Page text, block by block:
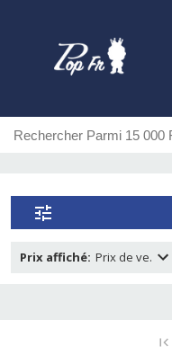
Prix affiché: Prix de ve.